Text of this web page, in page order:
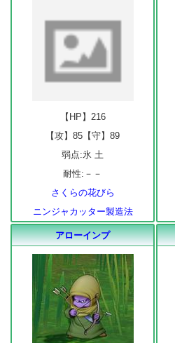
【HP】216
【攻】85【守】89
弱点:氷 土
耐性:－－
さくらの花びら
ニンジャカッター製造法
アローインプ